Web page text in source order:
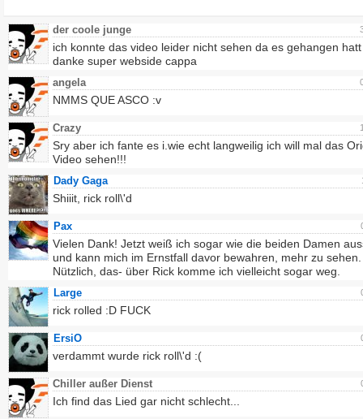
der coole junge
ich konnte das video leider nicht sehen da es gehangen
danke super webside cappa
angela
NMMS QUE ASCO :v
Crazy
Sry aber ich fante es i.wie echt langweilig ich will mal das
Video sehen!!!
Dady Gaga
Shiiit, rick roll\'d
Pax
Vielen Dank! Jetzt weiß ich sogar wie die beiden Damen
und kann mich im Ernstfall davor bewahren, mehr zu sehen.
Nützlich, das- über Rick komme ich vielleicht sogar weg.
Large
rick rolled :D FUCK
ErsiO
verdammt wurde rick roll\'d :(
Chiller außer Dienst
Ich find das Lied gar nicht schlecht...